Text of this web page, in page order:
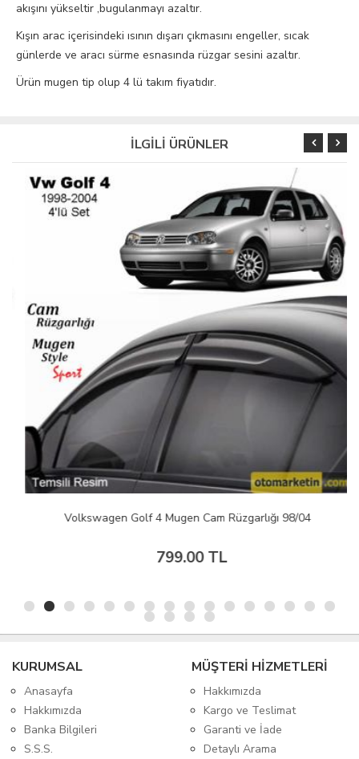
akışını yükseltir ,bugulanmayı azaltır.
Kışın arac içerisindeki ısının dışarı çıkmasını engeller, sıcak
günlerde ve aracı sürme esnasında rüzgar sesini azaltır.
Ürün mugen tip olup 4 lü takım fiyatıdır.
İLGİLİ ÜRÜNLER
Volkswagen Golf 4 Mugen Cam Rüzgarlığı 98/04
799.00 TL
KURUMSAL
Anasayfa
Hakkımızda
Banka Bilgileri
S.S.S.
MÜŞTERİ HİZMETLERİ
Hakkımızda
Kargo ve Teslimat
Garanti ve İade
Detaylı Arama